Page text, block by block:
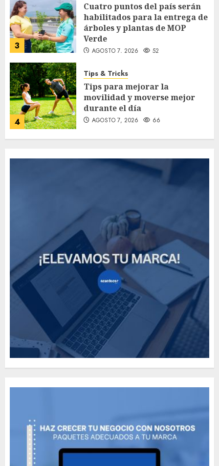
3
Cuatro puntos del país serán
habilitados para la entrega de
árboles y plantas de MOP
Verde
AGOSTO 7, 2026 52
4
Tips & Tricks
Tips para mejorar la
movilidad y moverse mejor
durante el día
AGOSTO 7, 2026 66
How Many of These Italian
MAYO 14, 2024 811
Need to Know About the
Classic Cars in a Retro
Movie?